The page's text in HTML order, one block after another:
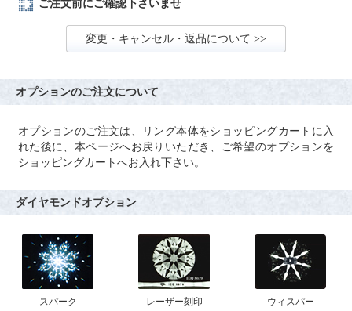
ご注文前にご確認下さいませ
変更・キャンセル・返品について >>
オプションのご注文について
オプションのご注文は、リング本体をショッピングカートに入
れた後に、本ページへお戻りいただき、ご希望のオプションを
ショッピングカートへお入れ下さい。
ダイヤモンドオプション
スパーク レーザー刻印 ウィスパー